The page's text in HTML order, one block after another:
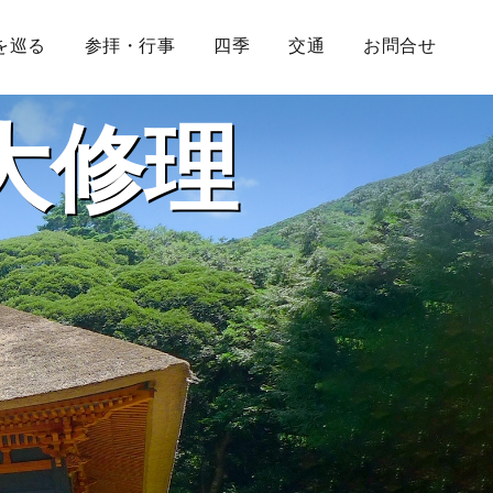
巡る 参拝・行事 四季 交通 お問合せ
修理